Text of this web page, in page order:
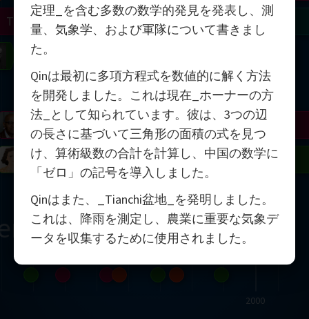
2000
Avila
Tao
Matiyasevich
Easley
Penrose
Mandelbrot
Robinson
Blackwell
Gardner
Turing
定理_を含む多数の数学的発見を発表し、測
量、気象学、および軍隊について書きまし
た。
Qinは最初に多項方程式を数値的に解く方法
を開発しました。これは現在_ホーナーの方
法_として知られています。彼は、3つの辺
の長さに基づいて三角形の面積の式を見つ
け、算術級数の合計を計算し、中国の数学に
「ゼロ」の記号を導入しました。
Qinはまた、_Tianchi盆地_を発明しました。
これは、降雨を測定し、農業に重要な気象デ
ータを収集するために使用されました。